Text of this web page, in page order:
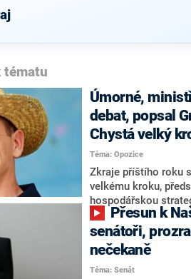
tématu
Úmorné,
debat, popsal
Chystá velký
Téma: Opozice
Zkraje příštího roku
velkému kroku,
hospodářskou
stárnutí populace,
nový předseda
senátních volbách
aktivitu opozice, o
komentátoři mluví
senátoři,
nečekaně
Téma: Senát